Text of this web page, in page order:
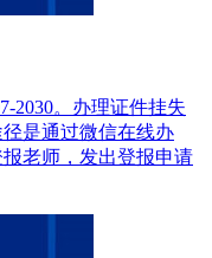
2030。办理证件挂失
是通过微信在线办
老师，发出登报申请